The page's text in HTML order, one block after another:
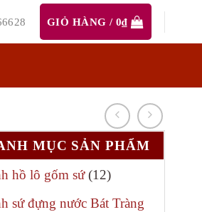
GIỎ HÀNG / 0₫
MỤC SẢN PHẨM
hồ lô gốm sứ 1212
sứ đựng nước Bát Tràng